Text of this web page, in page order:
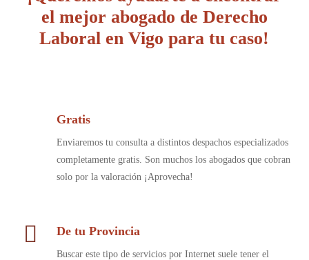
el mejor abogado de Derecho
Laboral en Vigo para tu caso!
Gratis
Enviaremos tu consulta a distintos despachos especializados
completamente gratis. Son muchos los abogados que cobran
solo por la valoración ¡Aprovecha!
De tu Provincia
Buscar este tipo de servicios por Internet suele tener el